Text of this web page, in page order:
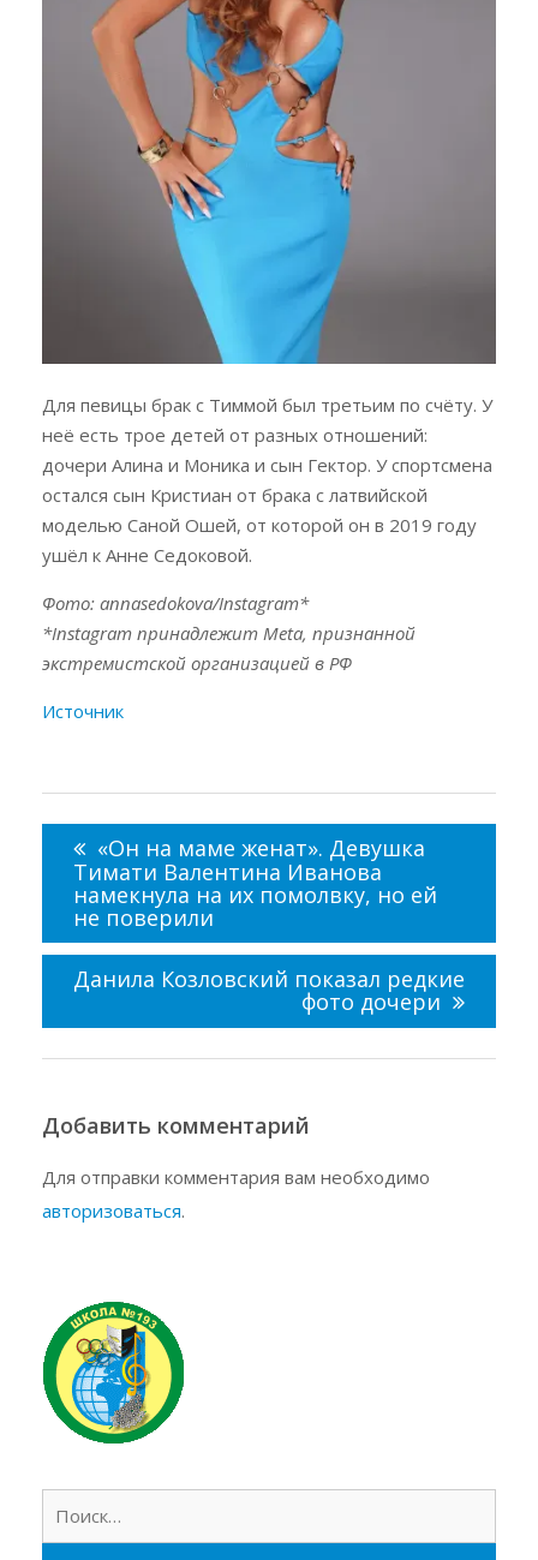
Для певицы брак с Тиммой был третьим по счёту. У
неё есть трое детей от разных отношений:
дочери Алина и Моника и сын Гектор. У спортсмена
остался сын Кристиан от брака с латвийской
моделью Саной Ошей, от которой он в 2019 году
ушёл к Анне Седоковой.
Фото: annasedokova/Instagram*
*Instagram принадлежит Meta, признанной
экстремистской организацией в РФ
Источник
записям
«Он на маме женат». Девушка
Тимати Валентина Иванова
намекнула на их помолвку, но ей
не поверили
Данила Козловский показал редкие
фото дочери
Добавить комментарий
Для отправки комментария вам необходимо
авторизоваться.